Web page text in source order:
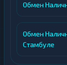
Обмен
Обмен
Стамбуле